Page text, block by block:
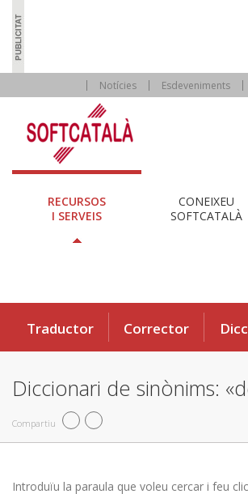
Notícies Esdeveniments
RECURSOS
I SERVEIS
CONEIXEU
SOFTCATALÀ
Traductor Corrector
Diccionari de sinònims:
Compartiu
Introduïu la paraula que voleu cercar i feu